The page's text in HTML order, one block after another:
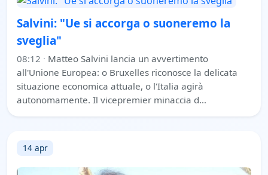
Salvini: "Ue si accorga o suoneremo la
sveglia"
08:12 · Matteo Salvini lancia un avvertimento
all'Unione Europea: o Bruxelles riconosce la delicata
situazione economica attuale, o l'Italia agirà
autonomamente. Il vicepremier minaccia d…
14 apr